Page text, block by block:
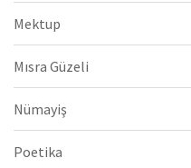
Mektup
Mısra Güzeli
Nümayiş
Poetika